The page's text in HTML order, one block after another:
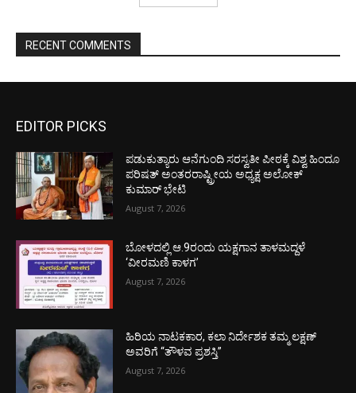
RECENT COMMENTS
EDITOR PICKS
ಪಡುಕುತ್ಯಾರು ಆನೆಗುಂದಿ ಸರಸ್ವತೀ ಪೀಠಕ್ಕೆ ವಿಶ್ವ ಹಿಂದೂ
ಪರಿಷತ್ ಅಂತರರಾಷ್ಟ್ರೀಯ ಅಧ್ಯಕ್ಷ ಅಲೋಕ್
ಕುಮಾರ್ ಭೇಟಿ
August 7, 2026
ಬೋಳದಲ್ಲಿ ಆ.9ರಂದು ಯಕ್ಷಗಾನ ತಾಳಮದ್ದಳೆ
‘ವೀರಮಣಿ ಕಾಳಗ’
August 7, 2026
ಹಿರಿಯ ನಾಟಕಕಾರ, ಕಲಾ ನಿರ್ದೇಶಕ ತಮ್ಮ ಲಕ್ಷಣ್
ಅವರಿಗೆ “ತೌಳವ ಪ್ರಶಸ್ತಿ”
August 7, 2026